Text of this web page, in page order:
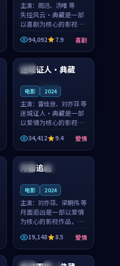
主演： 周迅、汤唯 等
失控风云·典藏是一部
以喜剧为核心的影视作
品，围绕危机、反转与
人物成长展开，整体节
奏紧凑，值得推荐观
看。
94,092 7.9 喜剧
美国
迷城证人·典藏
电影 2024
主演： 雷佳音、刘亦菲 等
迷城证人·典藏是一部
以爱情为核心的影视作
品，围绕危机、反转与
人物成长展开，整体节
奏紧凑，值得推荐观
看。
34,412 9.4 爱情
美国 高分
月面追凶
电影 2024
主演： 刘亦菲、梁朝伟 等
月面追凶是一部以爱情
为核心的影视作品，围
绕危机、反转与人物成
长展开，整体节奏紧
凑，值得推荐观看。
19,148 8.5 爱情